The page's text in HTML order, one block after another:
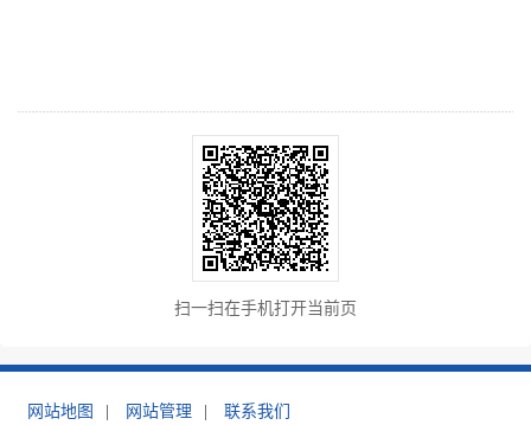
扫一扫在手机打开当前页
网站地图 网站管理 联系我们